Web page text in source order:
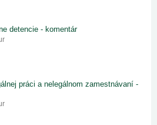
detencie - komentár
práci a nelegálnom zamestnávaní -